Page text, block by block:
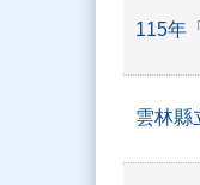
115年
雲林縣